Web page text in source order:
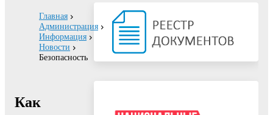
Главная
Администрация
Информация
Новости
Безопасность
Как